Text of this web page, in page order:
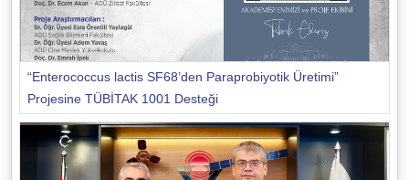
“Enterococcus lactis SF68’den Paraprobiyotik Üretimi”
Projesine TÜBİTAK 1001 Desteği